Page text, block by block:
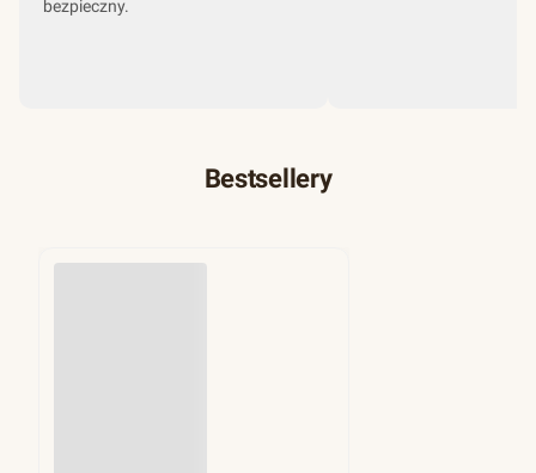
bezpieczny.
Bestsellery